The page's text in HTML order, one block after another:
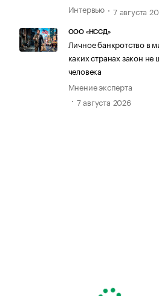
Интервью
7 августа
ООО «НССД»
Личное банкротство в
каких странах закон не
человека
Мнение эксперта
7 августа 2026